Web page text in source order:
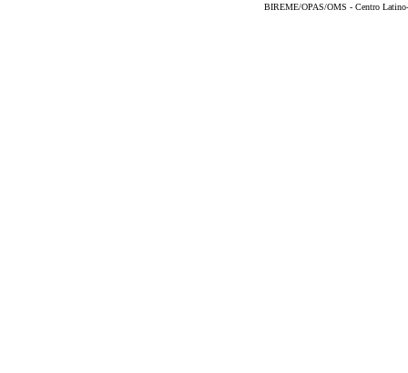
BIREME/OPAS/OMS - Centro Latino-